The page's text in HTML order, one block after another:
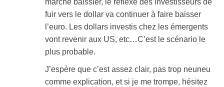
marché baissier, le réflexe des investisseurs de
fuir vers le dollar va continuer à faire baisser
l’euro. Les dollars investis chez les émergents
vont revenir aux US, etc…C’est le scénario le
plus probable.
J’espère que c’est assez clair, pas trop neuneu
comme explication, et si je me trompe, hésitez